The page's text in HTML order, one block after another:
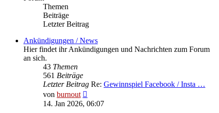
Themen
Beiträge
Letzter Beitrag
Ankündigungen / News
Hier findet ihr Ankündigungen und Nachrichten zum Forum
an sich.
43 Themen
561 Beiträge
Letzter Beitrag Re: Gewinnspiel Facebook / Insta …
von burnout
Beitrag
14. Jan 2026, 06:07